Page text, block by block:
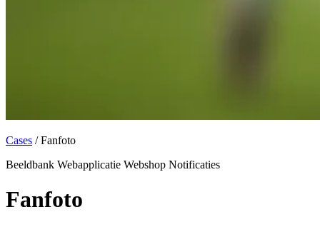
Cases /Fanfoto
Beeldbank Webapplicatie Webshop Notificaties
Fanfoto